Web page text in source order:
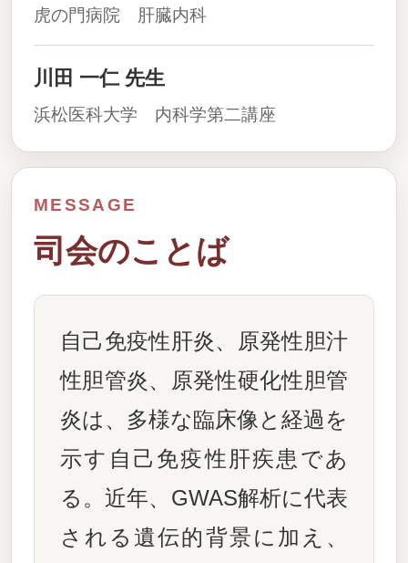
虎の門病院 肝臓内科
川田 一仁 先生
浜松医科大学 内科学第二講座
MESSAGE
司会のことば
自己免疫性肝炎、原発性胆汁
性胆管炎、原発性硬化性胆管
炎は、多様な臨床像と経過を
示す自己免疫性肝疾患であ
る。近年、GWAS解析に代表
される遺伝的背景に加え、